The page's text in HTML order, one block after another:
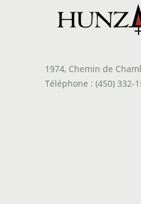
1974, Chemin de
Téléphone : (450) 332-